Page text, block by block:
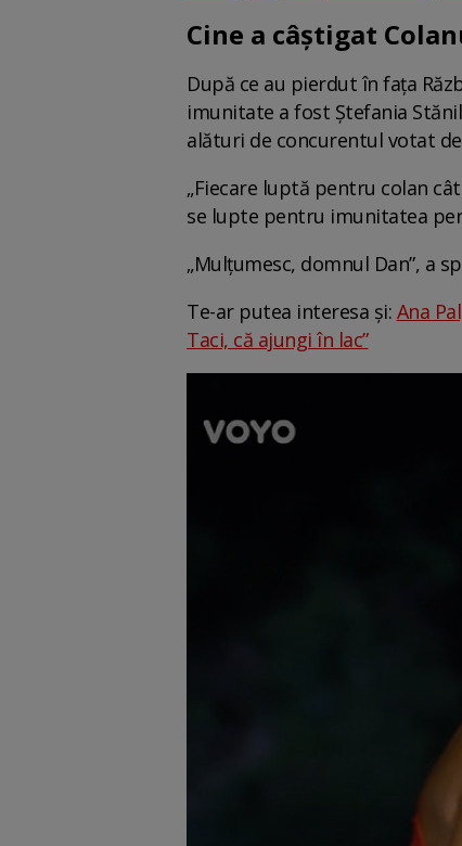
Cine a câștigat
După ce au pierdut în fața
imunitate a fost Ștefania
alături de concurentul votat
„Fiecare luptă pentru colan
se lupte pentru imunitatea
„Mulțumesc, domnul Dan”, a
Te-ar putea interesa și: Ana
Taci, că ajungi în lac”